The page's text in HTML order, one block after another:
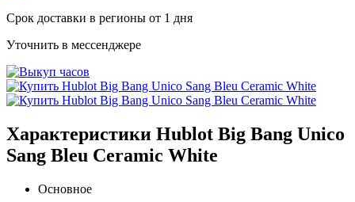
Срок доставки в регионы от 1 дня
Уточнить в мессенджере
Характеристики Hublot Big Bang Unico
Sang Bleu Ceramic White
Основное